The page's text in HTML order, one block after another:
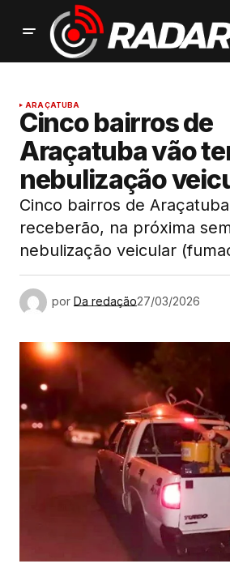
ARAÇATUBA
Cinco bairros de
Araçatuba vão
nebulização
Cinco bairros de Araçatuba
receberão, na próxima
nebulização veicular
por Da redação27/03/2026